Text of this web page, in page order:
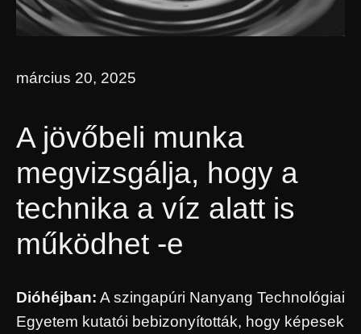
március 20, 2025
A jövőbeli munka
megvizsgálja, hogy a
technika a víz alatt is
működhet -e
Dióhéjban: A szingapúri Nanyang Technológiai
Egyetem kutatói bebizonyították, hogy képesek